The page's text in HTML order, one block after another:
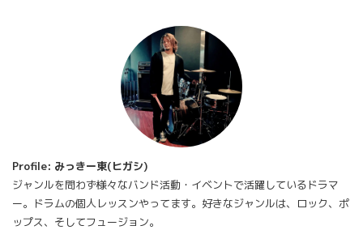
Profile: みっきー東(ヒガシ)
ジャンルを問わず様々なバンド活動・イベントで活躍しているドラマ
ー。ドラムの個人レッスンやってます。好きなジャンルは、ロック、ポ
ップス、そしてフュージョン。